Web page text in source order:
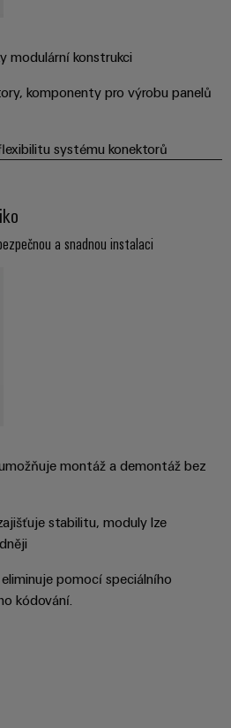
modulární konstrukci
komponenty pro výrobu panelů
systému konektorů
a snadnou instalaci
montáž a demontáž bez
stabilitu, moduly lze
pomocí speciálního
kódování.